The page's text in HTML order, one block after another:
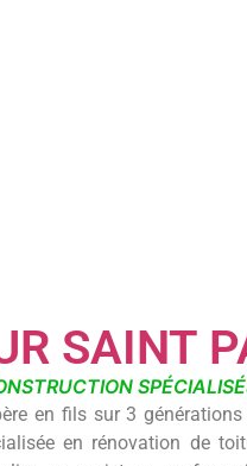
SAINT
en fils sur 3
en rénovation de